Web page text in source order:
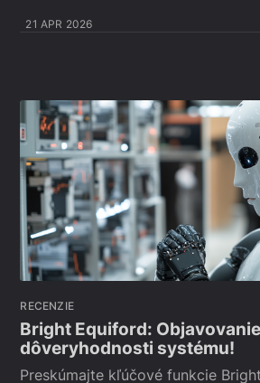
21 APR 2026
RECENZIE
Bright Equiford: Objavovanie
dôveryhodnosti systému!
Preskúmajte kľúčové funkcie